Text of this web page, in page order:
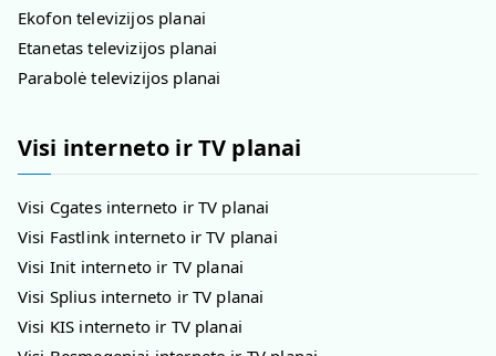
Ekofon televizijos planai
Etanetas televizijos planai
Parabolė televizijos planai
Visi interneto ir TV planai
Visi Cgates interneto ir TV planai
Visi Fastlink interneto ir TV planai
Visi Init interneto ir TV planai
Visi Splius interneto ir TV planai
Visi KIS interneto ir TV planai